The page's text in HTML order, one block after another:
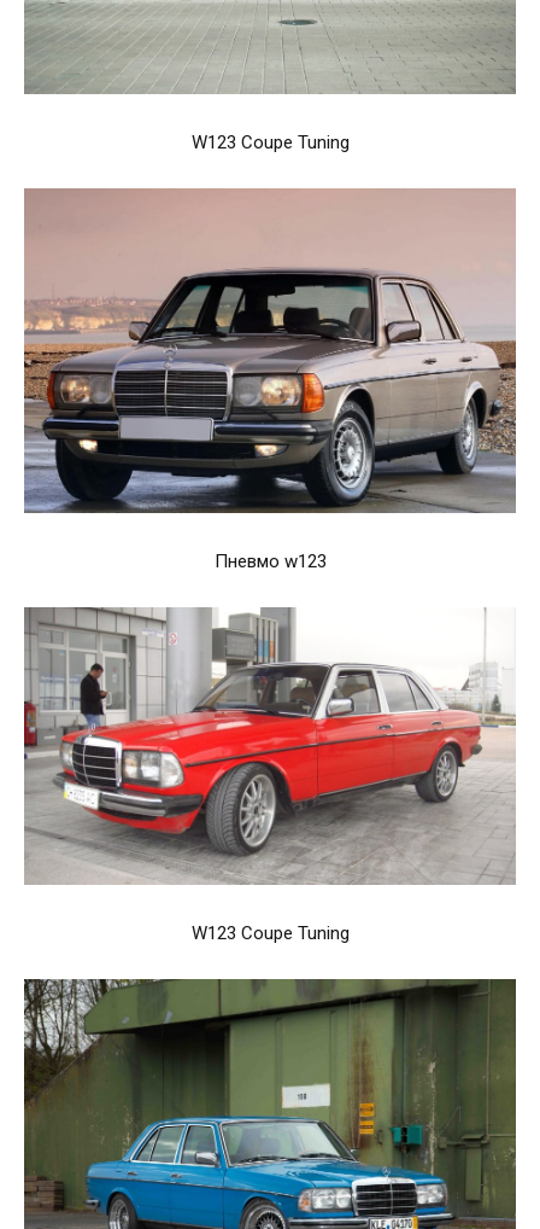
W123 Coupe Tuning
Пневмо w123
W123 Coupe Tuning